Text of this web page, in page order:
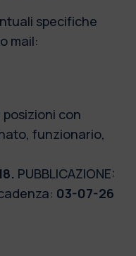
specifiche
mail:
posizioni con
funzionario,
PUBBLICAZIONE:
03-07-26